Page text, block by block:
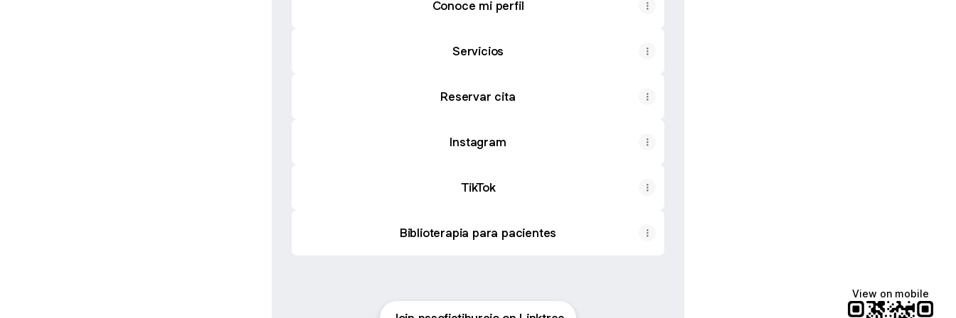
Conoce mi perfil
Servicios
Reservar cita
Instagram
TikTok
Biblioterapia para pacientes
View on mobile